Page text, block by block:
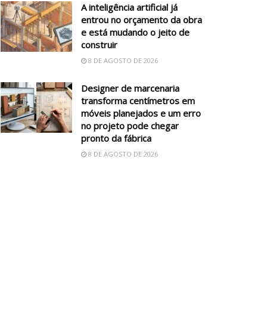
A inteligência artificial já
entrou no orçamento da obra
e está mudando o jeito de
construir
8 DE AGOSTO DE 2026
Designer de marcenaria
transforma centímetros em
móveis planejados e um erro
no projeto pode chegar
pronto da fábrica
8 DE AGOSTO DE 2026